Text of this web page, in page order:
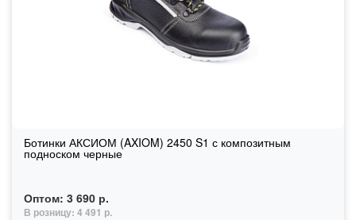
Ботинки АКСИОМ (AXIOM) 2450 S1 с композитным
подноском черные
Оптом: 3 690 р.
В розницу: 4 491 р.